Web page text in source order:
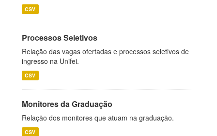
CSV
Processos Seletivos
Relação das vagas ofertadas e processos seletivos de
ingresso na Unifei.
CSV
Monitores da Graduação
Relação dos monitores que atuam na graduação.
CSV